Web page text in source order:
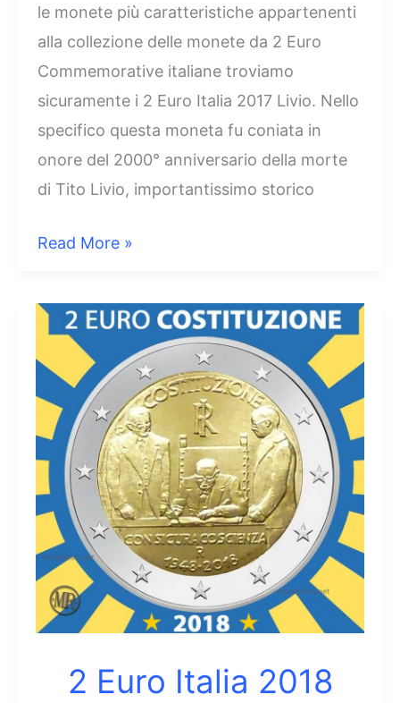
le monete più caratteristiche appartenenti
alla collezione delle monete da 2 Euro
Commemorative italiane troviamo
sicuramente i 2 Euro Italia 2017 Livio. Nello
specifico questa moneta fu coniata in
onore del 2000° anniversario della morte
di Tito Livio, importantissimo storico
2
Italia
2017
Livio
Read More »
2 Euro Italia 2018